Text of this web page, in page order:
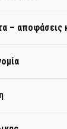
– αποφάσεις